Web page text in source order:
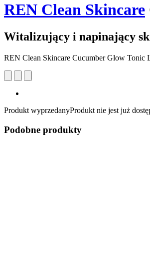
REN Clean Skincare
Witalizujący i napinający
REN Clean Skincare Cucumber Glow Tonic
Produkt wyprzedanyProdukt nie jest już
Podobne produkty